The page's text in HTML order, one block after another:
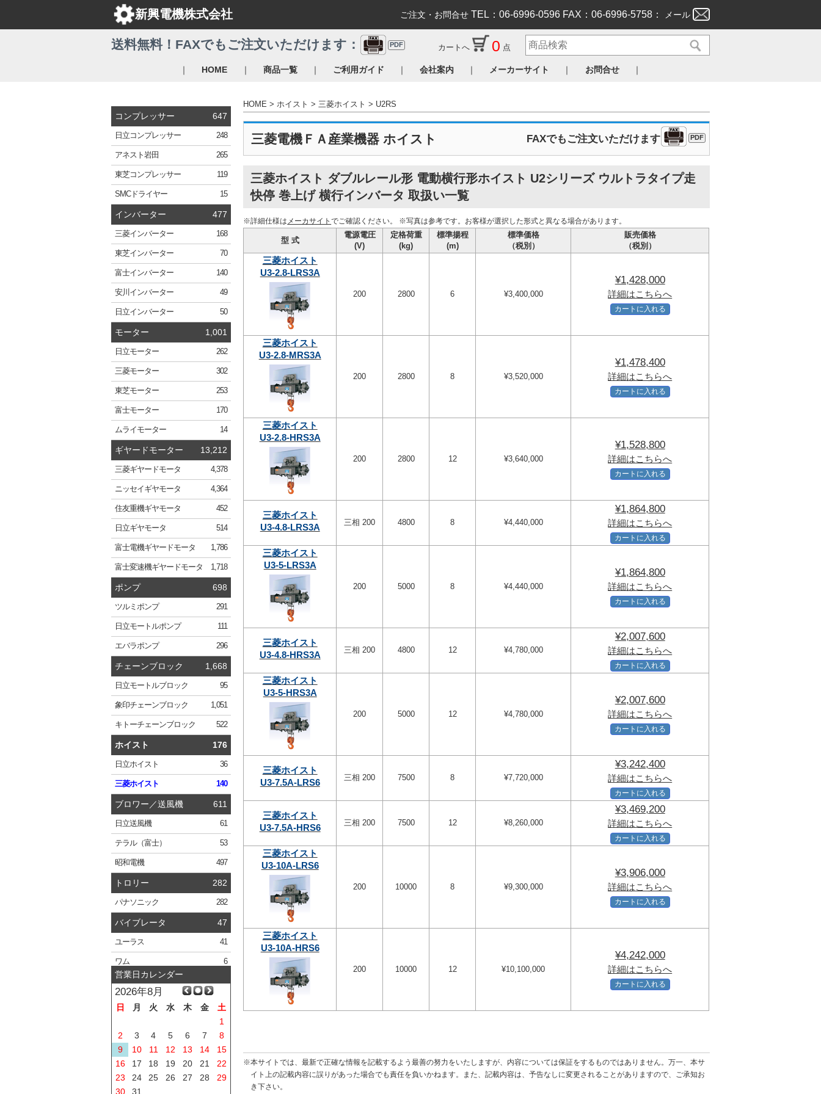
新興電機株式会社 ご注文・お問合せ TEL：06-6996-0596 FAX：06-6996-5758： メール
｜ HOME ｜ 商品一覧 ｜ ご利用ガイド ｜ 会社案内 ｜ メーカーサイト ｜ お問合せ ｜
コンプレッサー 647
日立コンプレッサー 248
アネスト岩田 265
東芝コンプレッサー 119
SMCドライヤー 15
インバーター 477
三菱インバーター 168
東芝インバーター 70
富士インバーター 140
安川 インバーター 49
日立インバーター 50
モーター 1,001
日立モーター 262
三菱モーター 302
東芝モーター 253
富士モーター 170
ムライモーター 14
ギヤードモーター 13,212
三菱ギヤードモータ 4,378
ニッセイギヤモータ 4,364
住友重機ギヤモータ 452
日立ギヤモータ 514
富士電機ギヤードモータ 1,786
富士変速機ギヤードモータ 1,718
ポンプ 698
ツルミ ポンプ 291
日立モートルポンプ 111
エバラポンプ 296
チェーンブロック 1,668
日立モートルブロック 95
象印チェーンブロック 1,051
キトーチェーンブロック 522
ホイスト 176
日立ホイスト 36
三菱ホイスト 140
ブロワー／送風機 611
日立送風機 61
テラル（富士） 53
昭和電機 497
トロリー 282
パナソニック 282
バイブレータ 47
ユーラス 41
ワム 6
営業日カレンダー
2026年8月
日 月 火 水 木 金
土
1
2
3 4 5 6 7
8
9
10 11 12 13 14
15
16
17 18 19 20 21
22
23
24 25 26 27 28
29
30
31
送料無料！FAXでもご注文いただけます： PDF カートへ 0 点
HOME ホイスト 三菱ホイスト U2RS
三菱電機ＦＡ産業機器 ホイスト FAXでもご注文いただけます PDF
三菱ホイスト ダブルレール形 電動横行形ホイスト U2シリーズ ウルトラタイプ走
快停 巻上げ 横行インバータ 取扱い一覧
※詳細仕様は メーカサイトでご確認ください。 ※写真は参考です。お客様が選択した形式と異なる場合があります。
型 式
電源電圧
(V)
定格荷重
(kg)
標準揚程
(m)
標準価格
（税別）
販売価格
（税別）
三菱ホイスト
U3-2.8-LRS3A
200 2800 6 ¥3,400,000
¥1,428,000
詳細はこちらへ
カートに入れる
三菱ホイスト
U3-2.8-MRS3A
200 2800 8 ¥3,520,000
¥1,478,400
詳細はこちらへ
カートに入れる
三菱ホイスト
U3-2.8-HRS3A
200 2800 12 ¥3,640,000
¥1,528,800
詳細はこちらへ
カートに入れる
三菱ホイスト
U3-4.8-LRS3A
三相 200 4800 8 ¥4,440,000
¥1,864,800
詳細はこちらへ
カートに入れる
三菱ホイスト
U3-5-LRS3A
200 5000 8 ¥4,440,000
¥1,864,800
詳細はこちらへ
カートに入れる
三菱ホイスト
U3-4.8-HRS3A
三相 200 4800 12 ¥4,780,000
¥2,007,600
詳細はこちらへ
カートに入れる
三菱ホイスト
U3-5-HRS3A
200 5000 12 ¥4,780,000
¥2,007,600
詳細はこちらへ
カートに入れる
三菱ホイスト
U3-7.5A-LRS6
三相 200 7500 8 ¥7,720,000
¥3,242,400
詳細はこちらへ
カートに入れる
三菱ホイスト
U3-7.5A-HRS6
三相 200 7500 12 ¥8,260,000
¥3,469,200
詳細はこちらへ
カートに入れる
三菱ホイスト
U3-10A-LRS6
200 10000 8 ¥9,300,000
¥3,906,000
詳細はこちらへ
カートに入れる
三菱ホイスト
U3-10A-HRS6
200 10000 12 ¥10,100,000
¥4,242,000
詳細はこちらへ
カートに入れる
※本サイトでは、最新で正確な情報を記載するよう最善の努力をいたしますが、内容については保証をするものではありません。万一、本サ
イト上の記載内容に誤りがあった場合でも責任を負いかねます。また、記載内容は、予告なしに変更されることがありますので、ご承知お
き下さい。